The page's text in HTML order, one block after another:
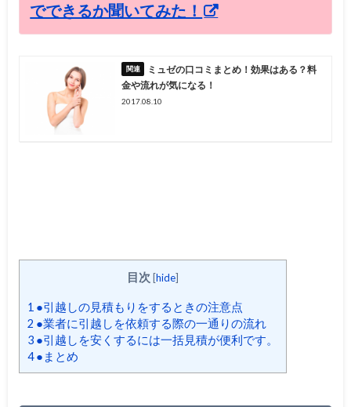
でできるか聞いてみた！
ミュゼの口コミまとめ！効果はある？料
金や流れが気になる！
2017.08.10
目次 [hide]
1 ●引越しの見積もりをするときの注意点
2 ●業者に引越しを依頼する際の一通りの流れ
3●引越しを安くするには一括見積が便利です。
4●まとめ